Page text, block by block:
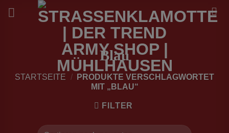
Inhalt
Blau
STARTSEITE /
PRODUKTE VERSCHLAGWORTET
MIT „BLAU“
FILTER